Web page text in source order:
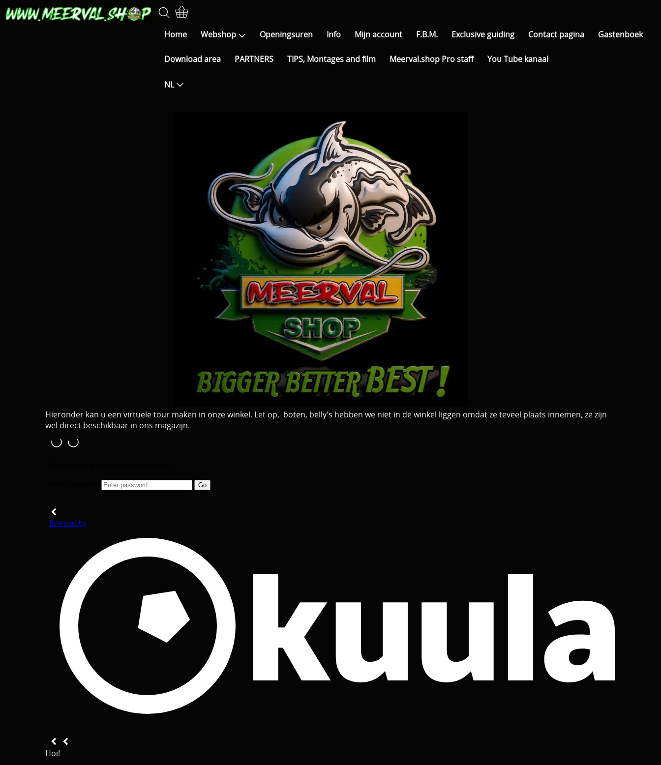
Home Webshop Openingsuren Info Mijn account F.B.M. Exclusive guiding Contact pagina Gastenboek
Download area PARTNERS TIPS, Montages and film Meerval.shop Pro staff You Tube kanaal
NL
Hieronder kan u een virtuele tour maken in onze winkel. Let op, boten, belly's hebben we niet in de winkel liggen omdat ze teveel plaats innemen, ze zijn
wel direct beschikbaar in ons magazijn.
Hoi!